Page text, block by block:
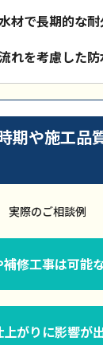
材で長期的な
れを考慮した
期や施工品
実際のご相談例
修工事は可能
がりに影響が